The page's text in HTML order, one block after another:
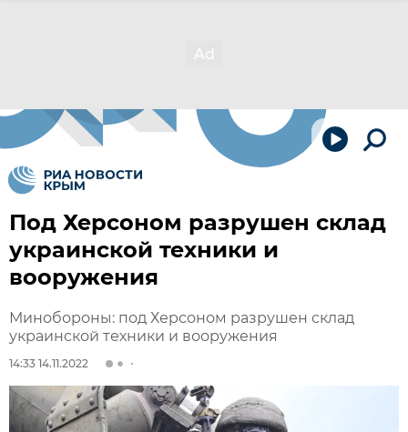
Под Херсоном разрушен склад
украинской техники и
вооружения
Минобороны: под Херсоном разрушен склад
украинской техники и вооружения
14:33 14.11.2022